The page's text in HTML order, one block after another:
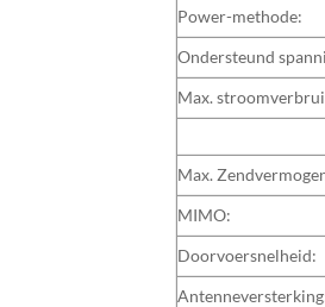
Power-methode:
Ondersteund
Max.
Max.
MIMO:
Doorvoersnelheid: